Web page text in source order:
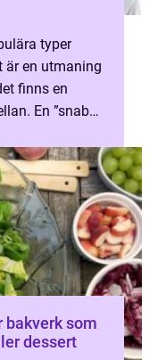
typer
är en utmaning
finns en
En ”snabb
bakverk som
dessert